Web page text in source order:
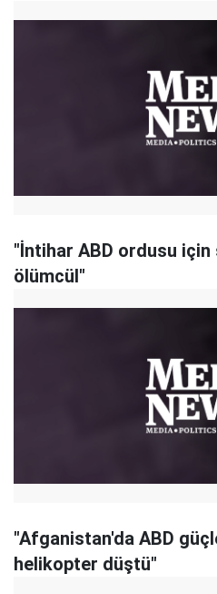
"İntihar ABD ordusu
ölümcül"
"Afganistan'da ABD
helikopter düştü"